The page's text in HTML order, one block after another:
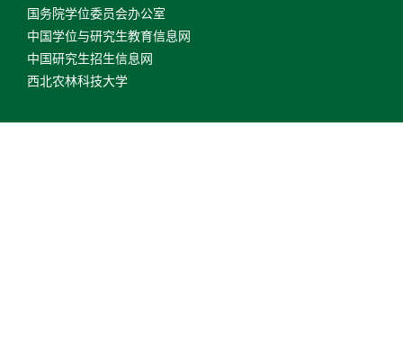
国务院学位委员会办公室
中国学位与研究生教育信息网
中国研究生招生信息网
西北农林科技大学